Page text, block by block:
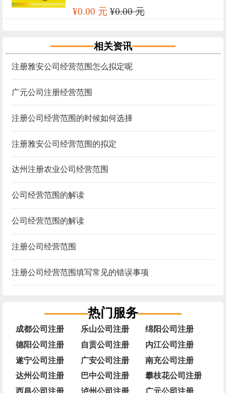
¥0.00 元¥0.00 元
相关资讯
注册雅安公司经营范围怎么拟定呢
广元公司注册经营范围
注册公司经营范围的时候如何选择
注册雅安公司经营范围的拟定
达州注册农业公司经营范围
公司经营范围的解读
公司经营范围的解读
注册公司经营范围
注册公司经营范围填写常见的错误事项
热门服务
成都公司注册 乐山公司注册
绵阳公司注册
德阳公司注册
自贡公司注册
内江公司注册
遂宁公司注册
广安公司注册
南充公司注册
达州公司注册
巴中公司注册
攀枝花公司注册